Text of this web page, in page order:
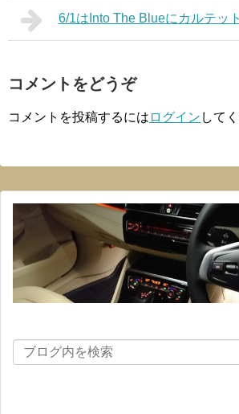
6/1はInto The Blueにカルテッ
コメントをどうぞ
コメントを投稿するには ログイン して